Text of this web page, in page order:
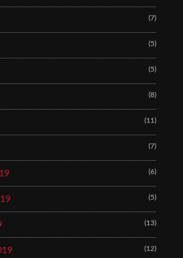
(7)
(5)
(5)
(8)
(11)
(7)
(6)
(5)
(13)
(12)